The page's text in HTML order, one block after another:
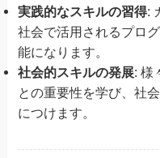
実践的なスキルの習得:
社会で活用されるプロ
能になります。
社会的スキルの発展: 様
との重要性を学び、社
につけます。